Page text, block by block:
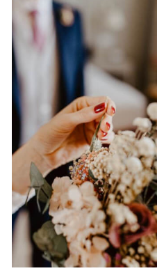
- Bouquet de